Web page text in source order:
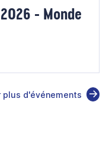
- Monde
plus d'événements